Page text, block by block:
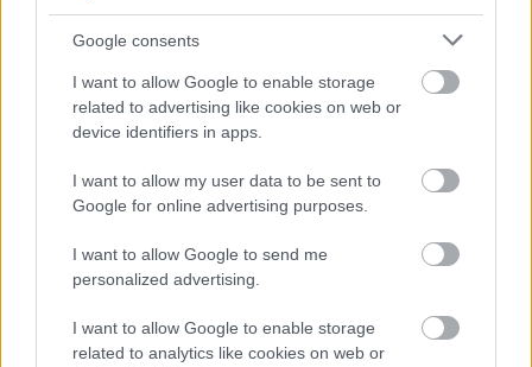
Google consents
I want to allow Google to enable storage
related to advertising like cookies on web or
device identifiers in apps.
I want to allow my user data to be sent to
Google for online advertising purposes.
I want to allow Google to send me
personalized advertising.
I want to allow Google to enable storage
related to analytics like cookies on web or
-FLOW&FUN
A fun faktor nyomában: így találd meg újra,
mi okoz valódi örömöt